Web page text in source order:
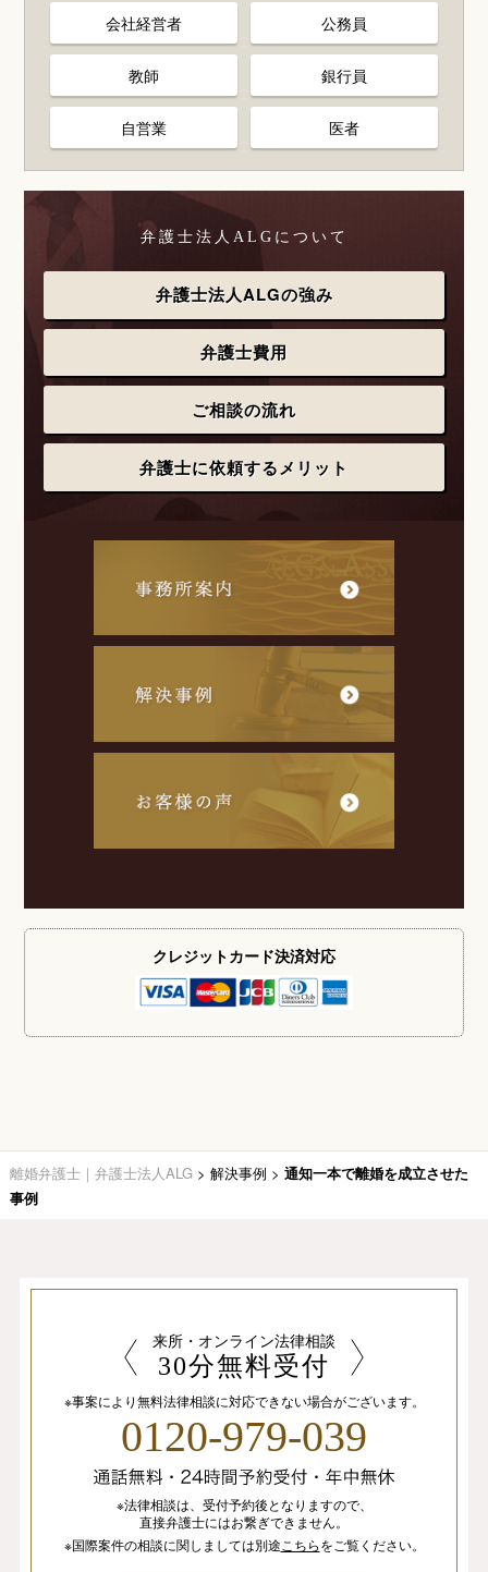
会社経営者 公務員
教師 銀行員
自営業 医者
弁護士法人ALGについて
弁護士法人ALGの強み
弁護士費用
ご相談の流れ
弁護士に依頼するメリット
クレジットカード決済対応
離婚弁護士｜弁護士法人ALG > 解決事例 > 通知一本で離婚を成立させた
事例
来所・オンライン法律相談
30分無料受付
※事案により無料法律相談に対応できない場合がございます。
0120-979-039
※法律相談は、 受付予約後となりますので、
直接弁護士にはお繋ぎできません。
※国際案件の相談に関しましては別途 こちらをご覧ください。